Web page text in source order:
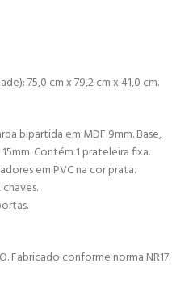
75,0 cm x 79,2 cm x 41,0 cm.
bipartida em MDF 9mm. Base,
Contém 1 prateleira fixa.
em PVC na cor prata.
Fabricado conforme norma NR17.